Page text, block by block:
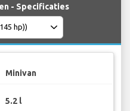
- Specificaties
Minivan
5.2 l